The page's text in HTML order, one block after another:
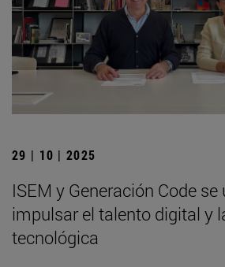
29 | 10 | 2025
ISEM y Generación Code se
impulsar el talento digital y
tecnológica